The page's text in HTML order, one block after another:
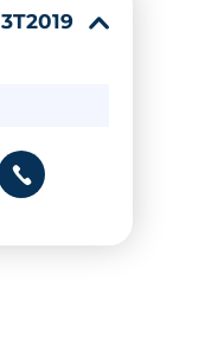
3T2019 ▾
📞